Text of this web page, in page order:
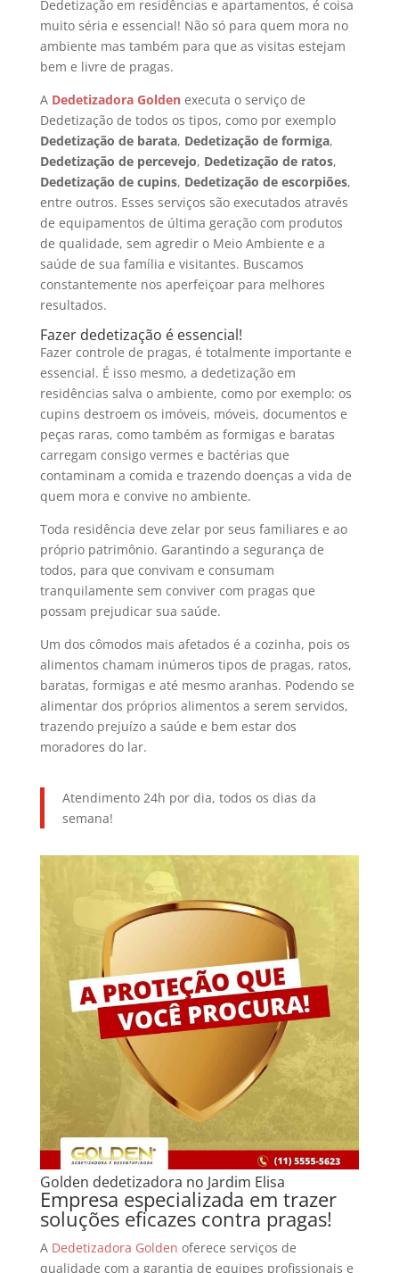
Dedetização em residências e apartamentos, é coisa
muito séria e essencial! Não só para quem mora no
ambiente mas também para que as visitas estejam
bem e livre de pragas.
A Dedetizadora Golden executa o serviço de
Dedetização de todos os tipos, como por exemplo
Dedetização de barata, Dedetização de formiga,
Dedetização de percevejo, Dedetização de ratos,
Dedetização de cupins, Dedetização de escorpiões,
entre outros. Esses serviços são executados através
de equipamentos de última geração com produtos
de qualidade, sem agredir o Meio Ambiente e a
saúde de sua família e visitantes. Buscamos
constantemente nos aperfeiçoar para melhores
resultados.
Fazer dedetização é essencial!
Fazer controle de pragas, é totalmente importante e
essencial. É isso mesmo, a dedetização em
residências salva o ambiente, como por exemplo: os
cupins destroem os imóveis, móveis, documentos e
peças raras, como também as formigas e baratas
carregam consigo vermes e bactérias que
contaminam a comida e trazendo doenças a vida de
quem mora e convive no ambiente.
Toda residência deve zelar por seus familiares e ao
próprio patrimônio. Garantindo a segurança de
todos, para que convivam e consumam
tranquilamente sem conviver com pragas que
possam prejudicar sua saúde.
Um dos cômodos mais afetados é a cozinha, pois os
alimentos chamam inúmeros tipos de pragas, ratos,
baratas, formigas e até mesmo aranhas. Podendo se
alimentar dos próprios alimentos a serem servidos,
trazendo prejuízo a saúde e bem estar dos
moradores do lar.
Atendimento 24h por dia, todos os dias da
semana!
Golden dedetizadora no Jardim Elisa
Empresa especializada em trazer
soluções eficazes contra pragas!
A Dedetizadora Golden oferece serviços de
qualidade com a garantia de equipes profissionais e